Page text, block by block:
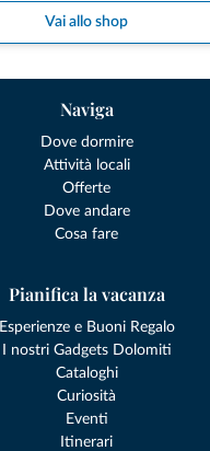
Vai allo shop
Naviga
Dove dormire
Attività locali
Offerte
Dove andare
Cosa fare
Pianifica la vacanza
Esperienze e Buoni Regalo
I nostri Gadgets Dolomiti
Cataloghi
Curiosità
Eventi
Itinerari